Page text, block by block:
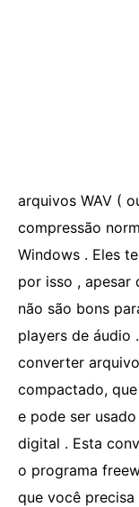
arquivos WAV (
compressão
Windows . Eles
por isso , apesar
não são bons
players de áudio
converter
compactado,
e pode ser
digital . Esta
o programa
que você precisa